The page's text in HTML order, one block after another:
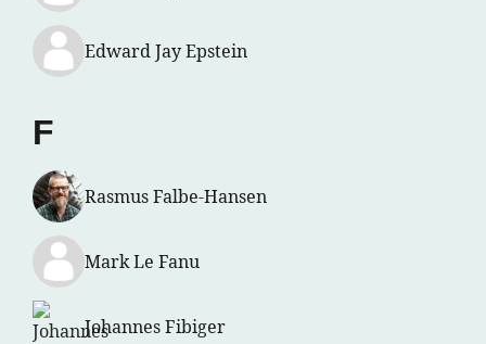
Edward Jay Epstein
F
Rasmus Falbe-Hansen
Mark Le Fanu
Johannes Fibiger